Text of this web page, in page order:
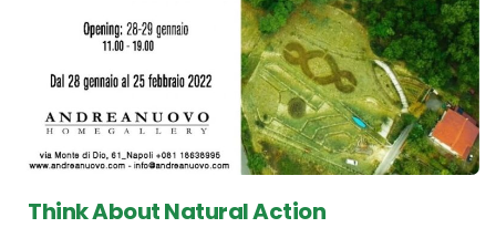
Think About Natural Action